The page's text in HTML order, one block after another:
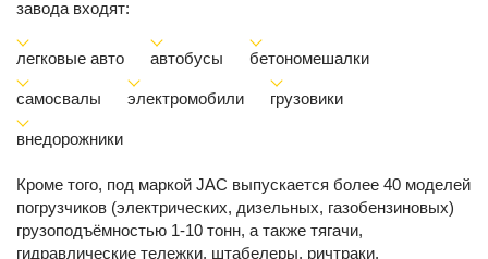
завода входят:
легковые авто автобусы бетономешалки
самосвалы электромобили грузовики
внедорожники
Кроме того, под маркой JAC выпускается более 40 моделей
погрузчиков (электрических, дизельных, газобензиновых)
грузоподъёмностью 1-10 тонн, а также тягачи,
гидравлические тележки, штабелеры, ричтраки,